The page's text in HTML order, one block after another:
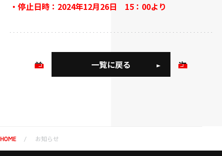
・停止日時：2024年12月26日 15：00より
前
一覧に戻る
次
HOME お知らせ